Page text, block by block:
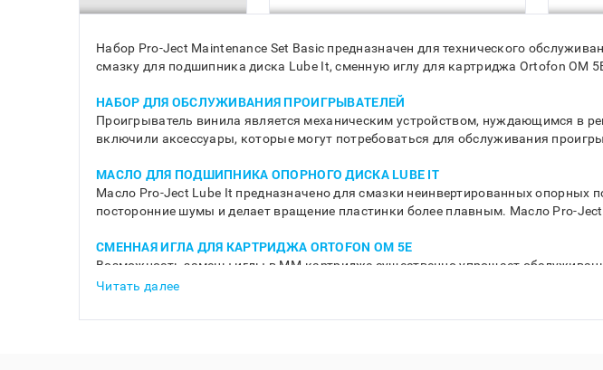
Набор Pro-Ject Maintenance Set Basic предназначен для технического
смазку для подшипника диска Lube It, сменную иглу для картриджа Ortofon OM
НАБОР ДЛЯ ОБСЛУЖИВАНИЯ ПРОИГРЫВАТЕЛЕЙ
Проигрыватель винила является механическим устройством, нуждающимся в
включили аксессуары, которые могут потребоваться для обслуживания
МАСЛО ДЛЯ ПОДШИПНИКА ОПОРНОГО ДИСКА LUBE IT
Масло Pro-Ject Lube It предназначено для смазки неинвертированных
посторонние шумы и делает вращение пластинки более плавным. Масло Pro-
СМЕННАЯ ИГЛА ДЛЯ КАРТРИДЖА ORTOFON OM 5E
Возможность замены иглы в MM-картридже существенно упрощает
при этом настраивать положение звукоснимателя на шелле не требуется.
Читать далее